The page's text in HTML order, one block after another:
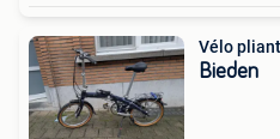
Vélo
Bieden